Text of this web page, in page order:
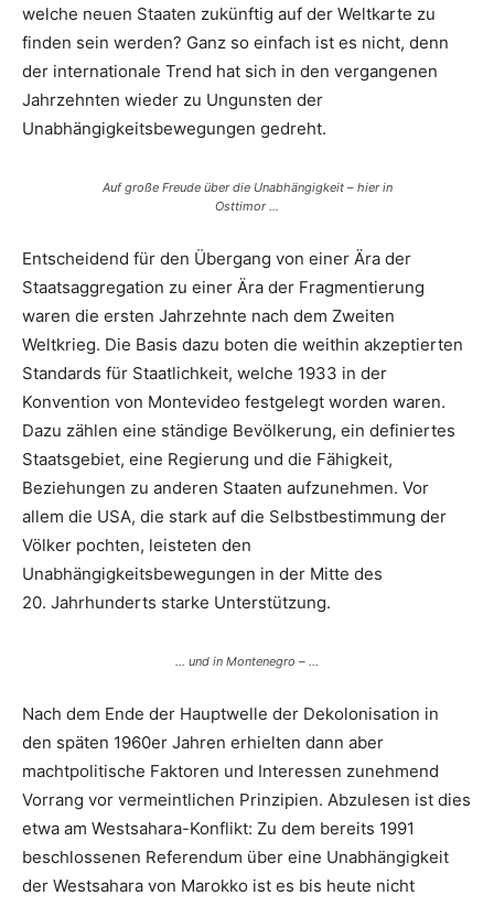
welche neuen Staaten zukünftig auf der Weltkarte zu
finden sein werden? Ganz so einfach ist es nicht, denn
der internationale Trend hat sich in den vergangenen
Jahrzehnten wieder zu Ungunsten der
Unabhängigkeitsbewegungen gedreht.
Auf große Freude über die Unabhängigkeit – hier in
Osttimor …
Entscheidend für den Übergang von einer Ära der
Staatsaggregation zu einer Ära der Fragmentierung
waren die ersten Jahrzehnte nach dem Zweiten
Weltkrieg. Die Basis dazu boten die weithin akzeptierten
Standards für Staatlichkeit, welche 1933 in der
Konvention von Montevideo festgelegt worden waren.
Dazu zählen eine ständige Bevölkerung, ein definiertes
Staatsgebiet, eine Regierung und die Fähigkeit,
Beziehungen zu anderen Staaten aufzunehmen. Vor
allem die USA, die stark auf die Selbstbestimmung der
Völker pochten, leisteten den
Unabhängigkeitsbewegungen in der Mitte des
20. Jahrhunderts starke Unterstützung.
… und in Montenegro – …
Nach dem Ende der Hauptwelle der Dekolonisation in
den späten 1960er Jahren erhielten dann aber
machtpolitische Faktoren und Interessen zunehmend
Vorrang vor vermeintlichen Prinzipien. Abzulesen ist dies
etwa am Westsahara-Konflikt: Zu dem bereits 1991
beschlossenen Referendum über eine Unabhängigkeit
der Westsahara von Marokko ist es bis heute nicht